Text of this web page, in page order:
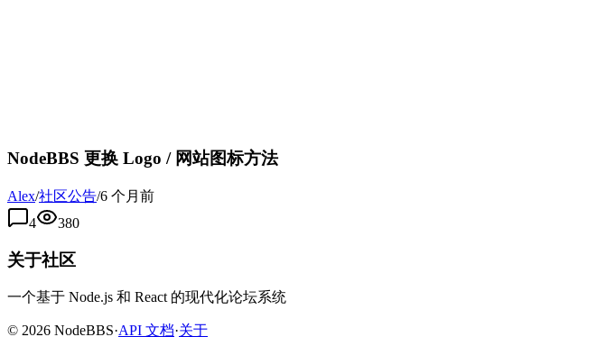
NodeBBS 更换 Logo / 网站图标方法
Alex/社区公告/6 个月前
4
380
关于社区
一个基于 Node.js 和 React 的现代化论坛系统
© 2026 NodeBBS·API 文档·关于